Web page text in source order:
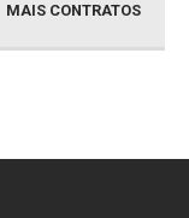
MAIS CONTRATOS